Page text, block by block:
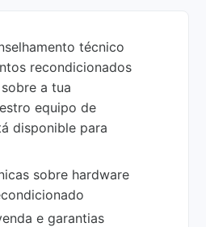
técnico
recondicionados
a tua
equipo de
disponible para
sobre hardware
e garantias